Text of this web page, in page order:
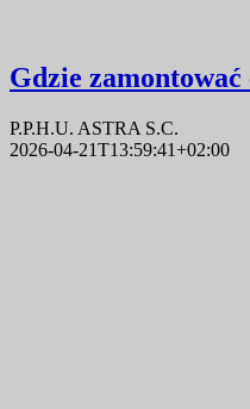
Gdzie
P.P.H.U. ASTRA S.C.
2026-04-21T13:59:41+02:00